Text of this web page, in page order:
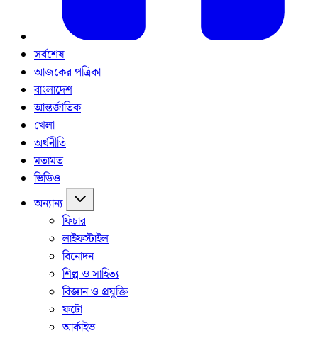
সর্বশেষ
আজকের পত্রিকা
বাংলাদেশ
আন্তর্জাতিক
খেলা
অর্থনীতি
মতামত
ভিডিও
অন্যান্য
ফিচার
লাইফস্টাইল
বিনোদন
শিল্প ও সাহিত্য
বিজ্ঞান ও প্রযুক্তি
ফটো
আর্কাইভ